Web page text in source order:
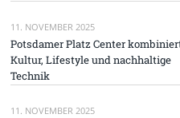
11. NOVEMBER 2025
Potsdamer Platz Center
Kultur, Lifestyle und nachhaltige
Technik
11. NOVEMBER 2025